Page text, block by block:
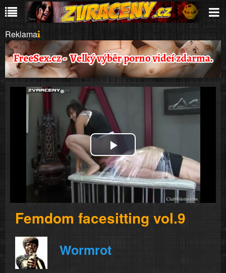
Reklama
Play
Video
Femdom facesitting vol.9
Wormrot